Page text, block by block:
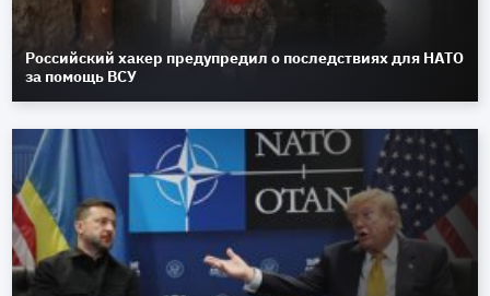
Российский хакер предупредил о последствиях для НАТО
за помощь ВСУ